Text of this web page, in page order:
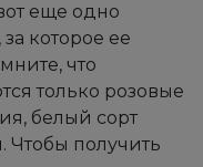
еще одно
которое ее
что
только розовые
белый сорт
Чтобы получить